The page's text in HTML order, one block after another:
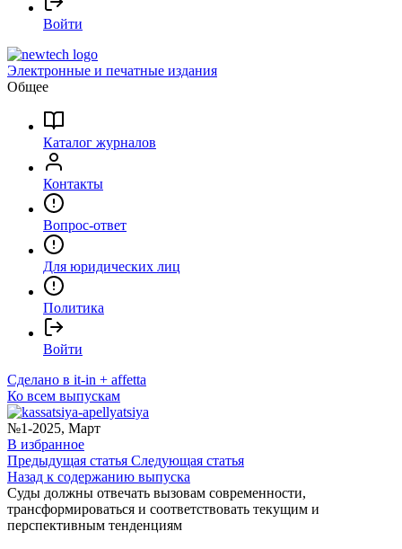
Войти
Электронные и печатные издания
Общее
Каталог журналов
Контакты
Вопрос-ответ
Для юридических лиц
Политика
Войти
Сделано в it-in + affetta
Ко всем выпускам
№1-2025, Март
В избранное
Предыдущая статья Следующая статья
Назад ĸ содержанию выпусĸа
Суды должны отвечать вызовам современности,
трансформироваться и соответствовать текущим и
перспективным тенденциям